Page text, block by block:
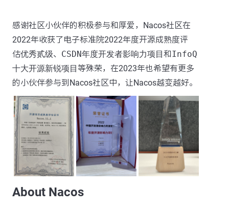
感谢社区小伙伴的积极参与和厚爱，Nacos社区在
2022年收获了电子标准院2022年度开源成熟度评
估优秀贰级、 CSDN年度开发者影响力项目和InfoQ
十大开源新锐项目等殊荣，在2023年也希望有更多
的小伙伴参与到Nacos社区中，让Nacos越变越好。
About Nacos